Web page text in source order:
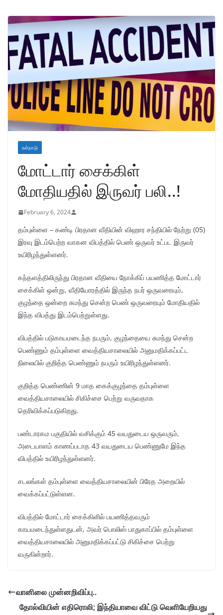
உள்நாடு
மோட்டார் சைக்கிள்
மோதியதில் இருவர் பலி..!
February 6, 2024
தம்புள்ளை – கண்டி பிரதான வீதியின் விஹார சந்தியில் நேற்று (05)
இரவு இடம்பெற்ற வாகன விபத்தில் பெண் ஒருவர் உட்பட இருவர்
உயிரிழந்துள்ளனர்.
கந்தளத்திலிருந்து பிரதான வீதியை நோக்கிப் பயணித்த மோட்டார்
சைக்கிள் ஒன்று, வீதியோரத்தில் இருந்த நபர் ஒருவரையும்,
குழந்தை ஒன்றை சுமந்து சென்ற பெண் ஒருவரையும் மோதியதில்
இந்த விபத்து இடம்பெற்றுள்ளது.
விபத்தில் படுகாயமடைந்த நபரும், குழந்தையை சுமந்து சென்ற
பெண்ணும் தம்புள்ளை வைத்தியசாலையில் அனுமதிக்கப்பட்ட
நிலையில் குறித்த பெண்ணும் நபரும் உயிரிழந்துள்ளனர்.
குறித்த பெண்ணின் 9 மாத கைக்குழந்தை தம்புள்ளை
வைத்தியசாலையில் சிகிச்சை பெற்று வருவதாக
தெரிவிக்கப்படுகிறது.
பண்டாரகம பகுதியில் வசிக்கும் 45 வயதுடைய ஒருவரும்,
அடையாளம் காணப்படாத 43 வயதுடைய பெண்ணுமே இந்த
விபத்தில் உயிரிழந்துள்ளனர்.
சடலங்கள் தம்புள்ளை வைத்தியசாலையின் பிரேத அறையில்
வைக்கப்பட்டுள்ளன.
விபத்தில் மோட்டார் சைக்கிளில் பயணித்தவரும்
காயமடைந்துள்ளதுடன், அவர் பொலிஸ் பாதுகாப்பில் தம்புள்ளை
வைத்தியசாலையில் அனுமதிக்கப்பட்டு சிகிச்சை பெற்று
வருகின்றார்.
வானிலை முன்னறிவிப்பு..
தோல்வியின் எதிரொலி; இந்தியாவை விட்டு வெளியேறியது